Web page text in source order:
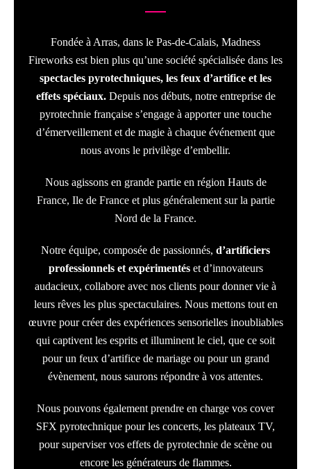
Fondée à Arras, dans le Pas-de-Calais, Madness
Fireworks est bien plus qu’une société spécialisée dans les
spectacles pyrotechniques, les feux d’artifice et les
effets spéciaux.Depuis nos débuts, notre entreprise de
pyrotechnie française s’engage à apporter une touche
d’émerveillement et de magie à chaque événement que
nous avons le privilège d’embellir.
Nous agissons en grande partie en région Hauts de
France, Ile de France et plus généralement sur la partie
Nord de la France.
Notre équipe, composée de passionnés, d’artificiers
professionnels et expérimentéset d’innovateurs
audacieux, collabore avec nos clients pour donner vie à
leurs rêves les plus spectaculaires. Nous mettons tout en
œuvre pour créer des expériences sensorielles inoubliables
qui captivent les esprits et illuminent le ciel, que ce soit
pour un feux d’artifice de mariage ou pour un grand
évènement, nous saurons répondre à vos attentes.
Nous pouvons également prendre en charge vos cover
SFX pyrotechnique pour les concerts, les plateaux TV,
pour superviser vos effets de pyrotechnie de scène ou
encore les générateurs de flammes.